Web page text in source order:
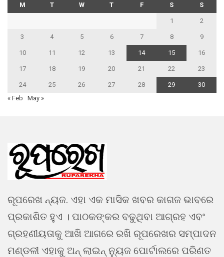
M T W T F S S
1 2
3 4 5 6 7 8 9
10 11 12 13 14 15 16
17 18 19 20 21 22 23
24 25 26 27 28 29
30
« Feb
May »
ରୂପରେଖ ନ୍ୟଜ. ଏହା ଏକ ମାସିକ ଖବର କାଗଜ ଭାବରେ
ପ୍ରକାଶିତ ହୁଏ । ପାଠକଙ୍କର ବଢୁଥିବା ଆଗ୍ରହ ଏବଂ
ଗ୍ରହଣୀୟତାକୁ ଆଖି ଆଗରେ ରଖି ରୂପରେଖର ସମ୍ପାଦନ
ମଣ୍ଡଳୀ ଏହାକୁ ଅନ୍ ଲାଇନ୍ ନ୍ୟୁଜ ପୋର୍ଟାଲରେ ପରିଣତ